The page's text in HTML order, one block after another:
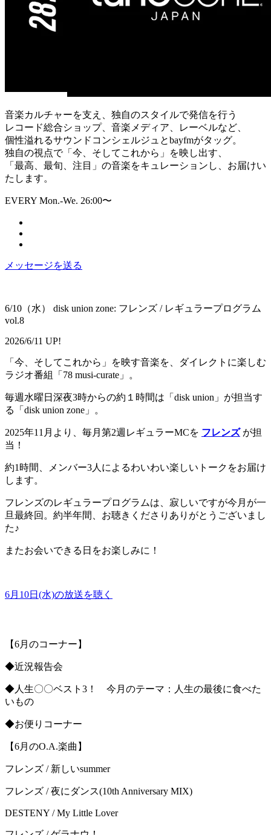
音楽カルチャーを支え、独自のスタイルで発信を行う
レコード総合ショップ、音楽メディア、レーベルなど、
個性溢れるサウンドコンシェルジュとbayfmがタッグ。
独自の視点で「今、そしてこれから」を映し出す、
「最高、最旬、注目」の音楽をキュレーションし、お届けい
たします。
EVERY Mon.-We. 26:00〜
メッセージを送る
6/10（水） disk union zone: フレンズ / レギュラープログラム
vol.8
2026/6/11 UP!
「今、そしてこれから」を映す音楽を、ダイレクトに楽しむ
ラジオ番組「78 musi-curate」。
毎週水曜日深夜3時からの約１時間は「disk union」が担当す
る「disk union zone」。
2025年11月より、毎月第2週レギュラーMCを フレンズが担
当！
約1時間、メンバー3人によるわいわい楽しいトークをお届け
します。
フレンズのレギュラープログラムは、寂しいですが今月が一
旦最終回。約半年間、お聴きくださりありがとうございまし
た♪
またお会いできる日をお楽しみに！
6月10日(水)の放送を聴く
【6月のコーナー】
◆近況報告会
◆人生〇〇ベスト3！ 今月のテーマ：人生の最後に食べた
いもの
◆お便りコーナー
【6月のO.A.楽曲】
フレンズ / 新しいsummer
フレンズ / 夜にダンス(10th Anniversary MIX)
DESTENY / My Little Lover